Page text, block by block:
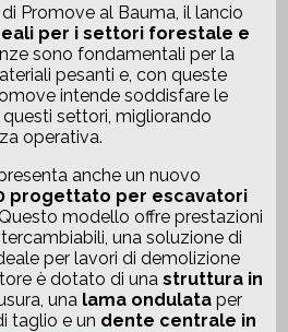
Promove al Bauma, il lancio
per i settori forestale e
sono fondamentali per la
pesanti e, con queste
intende soddisfare le
settori, migliorando
operativa.
anche un nuovo
progettato per escavatori
modello offre prestazioni
una soluzione di
per lavori di demolizione
è dotato di una struttura in
una lama ondulataper
taglio e un dente centrale in